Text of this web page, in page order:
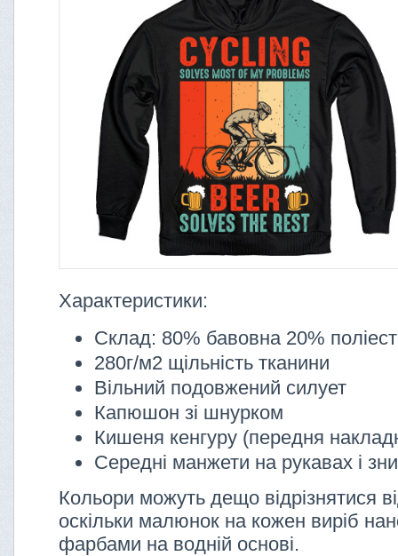
Характеристики:
Склад: 80% бавовна 20%
280г/м2 щільність тканини
Вільний подовжений силует
Капюшон зі шнурком
Кишеня кенгуру (передня
Середні манжети на рукавах і
Кольори можуть дещо відрізнятися
оскільки малюнок на кожен виріб
фарбами на водній основі.